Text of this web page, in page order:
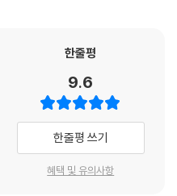
전략은 수학의 많은 영역에서 기초
논리를 토론하며 문제 해결의 방
니다. 암호 해독 기계, 수화, 점자
오늘날 왜 중요할까?’, ‘아직도 수
질문을 던져 준다면 아이들은 흥미
생각하는 코디의 접근법을 적용
한줄평
9.6
한줄평 쓰기
혜택 및 유의사항